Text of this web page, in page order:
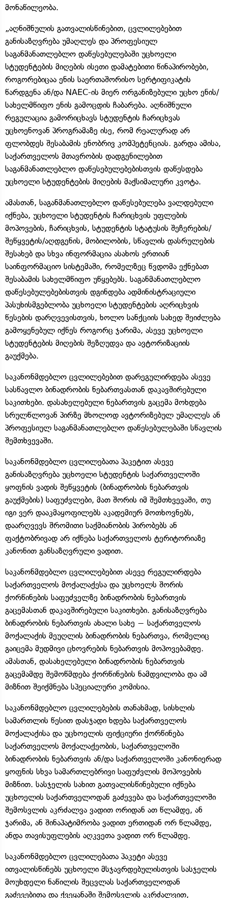
მონაწილეობა.
„აღნიშნულის გათვალისწინებით, ცვლილებებით
განისაზღვრება უმაღლეს და პროფესიულ
საგანმანათლებლო დაწესებულებაში უცხოელი
სტუდენტების მიღების ისეთი დამატებითი წინაპირობები,
როგორებიცაა ენის საერთაშორისო სერტიფიკატის
წარდგენა ან/და NAEC-ის მიერ ორგანიზებული უცხო ენის/
სახელმწიფო ენის გამოცდის ჩაბარება. აღნიშნული
რეგულაცია გამორიცხავს სტუდენტის ჩარიცხვას
უცხოენოვან პროგრამაზე ისე, რომ რეალურად არ
ფლობდეს შესაბამის ენობრივ კომპეტენციას. გარდა ამისა,
საქართველოს მთავრობის დადგენილებით
საგანმანათლებლო დაწესებულებებისთვის დაწესდება
უცხოელი სტუდენტების მიღების მაქსიმალური კვოტა.
ამასთან, საგანმანათლებლო დაწესებულება ვალდებული
იქნება, უცხოელი სტუდენტის ჩარიცხვის უფლების
მოპოვების, ჩარიცხვის, სტუდენტის სტატუსის შეჩერების/
შეწყვეტის/აღდგენის, მობილობის, სწავლის დასრულების
შესახებ და სხვა ინფორმაცია ასახოს ერთიან
საინფორმაციო სისტემაში, რომელზეც წვდომა ექნებათ
შესაბამის სახელმწიფო უწყებებს. საგანმანათლებლო
დაწესებულებებისთვის დგინდება ადმინისტრაციული
პასუხისმგებლობა უცხოელი სტუდენტების აღრიცხვის
წესების დარღვევისთვის, ხოლო სანქციის სახედ შეიძლება
გამოყენებულ იქნეს როგორც ჯარიმა, ასევე უცხოელი
სტუდენტების მიღების შეზღუდვა და ავტორიზაციის
გაუქმება.
საკანონმდებლო ცვლილებებით დარეგულირდება ასევე
სასწავლო ბინადრობის ნებართვასთან დაკავშირებული
საკითხები. დასახელებული ნებართვის გაცემა მოხდება
სრულწლოვან პირზე მხოლოდ ავტორიზებულ უმაღლეს ან
პროფესიულ საგანმანათლებლო დაწესებულებაში სწავლის
შემთხვევაში.
საკანონმდებლო ცვლილებათა პაკეტით ასევე
განისაზღვრება უცხოელი სტუდენტის საქართველოში
ყოფნის ვადის შეწყვეტის (ბინადრობის ნებართვის
გაუქმების) საფუძვლები, მათ შორის იმ შემთხვევაში, თუ
იგი ვერ დააკმაყოფილებს აკადემიურ მოთხოვნებს,
დაარღვევს შრომითი საქმიანობის პირობებს ან
ფაქტობრივად არ იქნება საქართველოს ტერიტორიაზე
კანონით განსაზღვრული ვადით.
საკანონმდებლო ცვლილებებით ასევე რეგულირდება
საქართველოს მოქალაქესა და უცხოელს შორის
ქორწინების საფუძველზე ბინადრობის ნებართვის
გაცემასთან დაკავშირებული საკითხები. განისაზღვრება
ბინადრობის ნებართვის ახალი სახე − საქართველოს
მოქალაქის მეუღლის ბინადრობის ნებართვა, რომელიც
გაიცემა მუდმივი ცხოვრების ნებართვის მოპოვებამდე.
ამასთან, დასახელებული ბინადრობის ნებართვის
გაცემამდე შემოწმდება ქორწინების ნამდვილობა და ამ
მიზნით შეიქმნება სპეციალური კომისია.
საკანონმდებლო ცვლილებების თანახმად, სისხლის
სამართლის წესით დასჯადი ხდება საქართველოს
მოქალაქისა და უცხოელის ფიქციური ქორწინება
საქართველოს მოქალაქეობის, საქართველოში
ბინადრობის ნებართვის ან/და საქართველოში კანონიერად
ყოფნის სხვა სამართლებრივი საფუძვლის მოპოვების
მიზნით. სასჯელის სახით გათვალისწინებული იქნება
უცხოელის საქართველოდან გაძევება და საქართველოში
შემოსვლის აკრძალვა ვადით ორიდან ათ წლამდე, ან
ჯარიმა, ან შინაპატიმრობა ვადით ერთიდან ორ წლამდე,
ანდა თავისუფლების აღკვეთა ვადით ორ წლამდე.
საკანონმდებლო ცვლილებათა პაკეტი ასევე
ითვალისწინებს უცხოელი მსჯავრდებულისთვის სასჯელის
მოუხდელი ნაწილის შეცვლას საქართველოდან
გაძევებითა და ქვეყანაში შემოსვლის აკრძალვით,